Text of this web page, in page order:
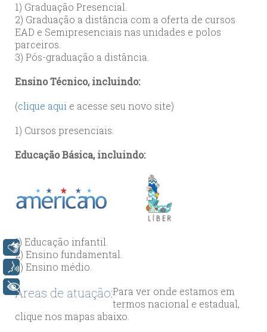
1) Graduação Presencial.
2) Graduação a distância com a oferta de cursos
EAD e Semipresenciais nas unidades e polos
parceiros.
3) Pós-graduação a distância.
Ensino Técnico, incluindo:
(clique aqui e acesse seu novo site)
1) Cursos presenciais.
Educação Básica, incluindo:
1) Educação infantil.
2) Ensino fundamental.
3) Ensino médio.
Áreas de atuação:Para ver onde estamos em
termos nacional e estadual,
clique nos mapas abaixo.
Libras
Voz
+ Acessibilidade